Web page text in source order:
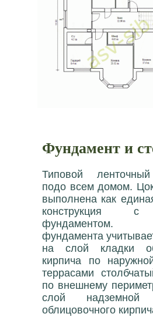
Фундамент и
Типовой
подо всем домом.
выполнена как
конструкция с
фундаментом.
фундамента
на слой кладки
кирпича по
террасами
по внешнему
слой
облицовочного